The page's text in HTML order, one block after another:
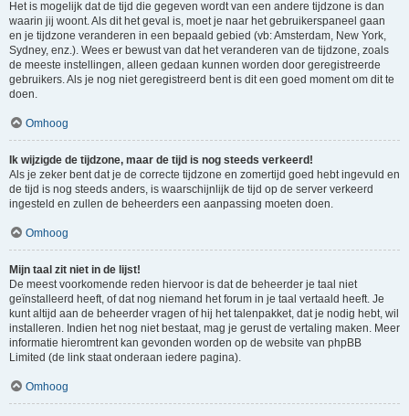
Het is mogelijk dat de tijd die gegeven wordt van een andere tijdzone is dan
waarin jij woont. Als dit het geval is, moet je naar het gebruikerspaneel gaan
en je tijdzone veranderen in een bepaald gebied (vb: Amsterdam, New York,
Sydney, enz.). Wees er bewust van dat het veranderen van de tijdzone, zoals
de meeste instellingen, alleen gedaan kunnen worden door geregistreerde
gebruikers. Als je nog niet geregistreerd bent is dit een goed moment om dit te
doen.
Omhoog
Ik wijzigde de tijdzone, maar de tijd is nog steeds verkeerd!
Als je zeker bent dat je de correcte tijdzone en zomertijd goed hebt ingevuld en
de tijd is nog steeds anders, is waarschijnlijk de tijd op de server verkeerd
ingesteld en zullen de beheerders een aanpassing moeten doen.
Omhoog
Mijn taal zit niet in de lijst!
De meest voorkomende reden hiervoor is dat de beheerder je taal niet
geïnstalleerd heeft, of dat nog niemand het forum in je taal vertaald heeft. Je
kunt altijd aan de beheerder vragen of hij het talenpakket, dat je nodig hebt, wil
installeren. Indien het nog niet bestaat, mag je gerust de vertaling maken. Meer
informatie hieromtrent kan gevonden worden op de website van phpBB
Limited (de link staat onderaan iedere pagina).
Omhoog